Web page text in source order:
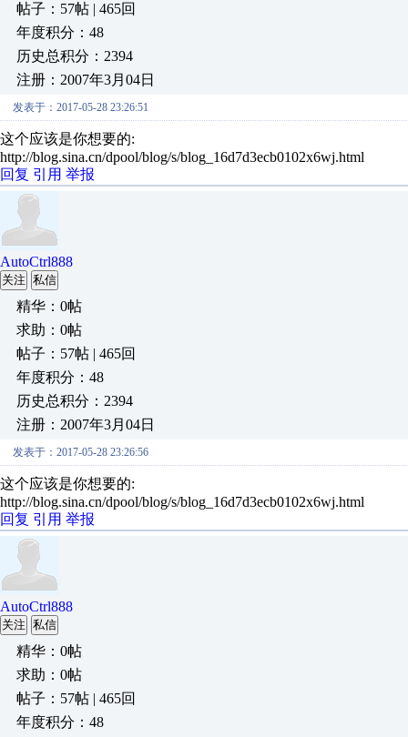
帖子：57帖 | 465回
年度积分：48
历史总积分：2394
注册：2007年3月04日
发表于：2017-05-28 23:26:51
这个应该是你想要的:
http://blog.sina.cn/dpool/blog/s/blog_16d7d3ecb0102x6wj.html
回复 引用 举报
AutoCtrl888
关注 私信
精华：0帖
求助：0帖
帖子：57帖 | 465回
年度积分：48
历史总积分：2394
注册：2007年3月04日
发表于：2017-05-28 23:26:56
这个应该是你想要的:
http://blog.sina.cn/dpool/blog/s/blog_16d7d3ecb0102x6wj.html
回复 引用 举报
AutoCtrl888
关注 私信
精华：0帖
求助：0帖
帖子：57帖 | 465回
年度积分：48